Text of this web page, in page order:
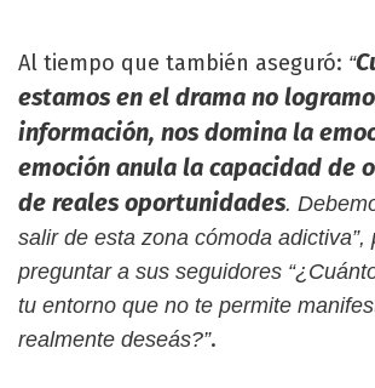
Al tiempo que también aseguró: “
estamos en el drama no
información, nos domina la
emoción anula la capacidad de
de reales oportunidades.
salir de esta zona cómoda adictiva”,
preguntar a sus seguidores
tu entorno que no te permite
realmente deseás?”.